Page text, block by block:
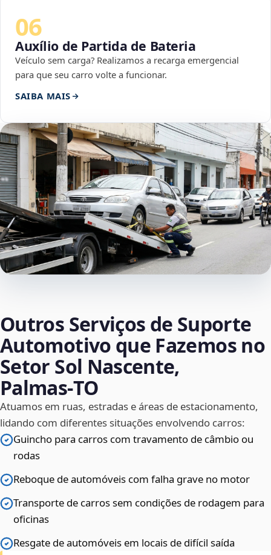
06
Auxílio de Partida de Bateria
Veículo sem carga? Realizamos a recarga emergencial
para que seu carro volte a funcionar.
SAIBA MAIS
Outros Serviços de Suporte
Automotivo que Fazemos no
Setor Sol Nascente,
Palmas‑TO
Atuamos em ruas, estradas e áreas de estacionamento,
lidando com diferentes situações envolvendo carros:
Guincho para carros com travamento de câmbio ou
rodas
Reboque de automóveis com falha grave no motor
Transporte de carros sem condições de rodagem para
oficinas
Resgate de automóveis em locais de difícil saída